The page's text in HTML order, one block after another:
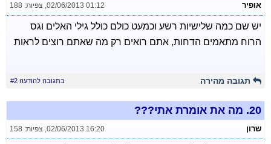
אופיר 02/06/2013 01:12
, צפיות: 188
יש שם כמה שלישיות רשע וכמעט כולם כולל גילי האלים וגס
הרוח מתאמים הדחות, אתם רואים רק מה שאתם רוצים לראות
תגובה מהירה בתגובה להודעה #2
20. מה את אומרת אתי???
שרון 02/06/2013 16:20
, צפיות: 158